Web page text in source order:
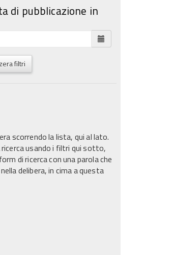
di pubblicazione in
filtri
scorrendo la lista, qui al lato.
usando i filtri qui sotto,
di ricerca con una parola che
delibera, in cima a questa